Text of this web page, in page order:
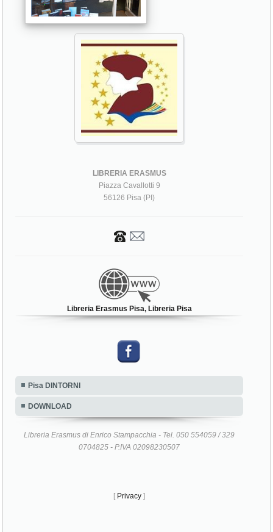
LIBRERIA ERASMUS
Piazza Cavallotti 9
56126 Pisa (PI)
Libreria Erasmus Pisa, Libreria Pisa
Pisa DINTORNI
DOWNLOAD
Libreria Erasmus di Enrico Stampacchia - Tel. 050 554059 / 329
0704825 - P.IVA 02098230507
[ Privacy ]